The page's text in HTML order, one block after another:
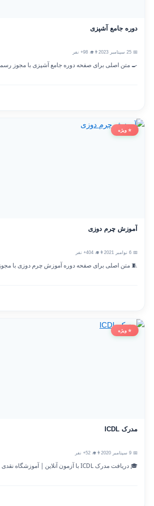
دوره جامع آشپزی
👨‍🎓 98+ نفر
🍳 متن اصلی برای صفحه دوره جامع آشپزی با مجوز رسمی
⭐ ویژه
آموزش چرم دوزی
👨‍🎓 404+ نفر
🧵 متن اصلی برای صفحه دوره آموزش چرم دوزی با مجوز
⭐ ویژه
مدرک ICDL
👨‍🎓 52+ نفر
🎓 دریافت مدرک ICDL با آزمون آنلاین | آموزشگاه نقدی با مجوز...